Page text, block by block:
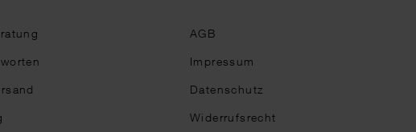
AGB
Impressum
Datenschutz
Widerrufsrecht